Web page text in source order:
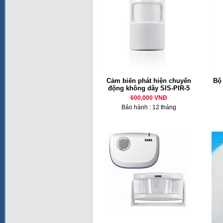
Cảm biến phát hiện chuyển
động không dây SIS-PIR-5
600,000 VNĐ
Bảo hành : 12 tháng